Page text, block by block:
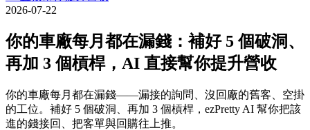
2026-07-22
你的車廠每月都在漏錢：補好 5 個破洞、
再加 3 個槓桿，AI 直接幫你提升營收
你的車廠每月都在漏錢——漏接的詢問、沒回廠的舊客、空掛
的工位。補好 5 個破洞、再加 3 個槓桿，ezPretty AI 幫你把該
進的錢接回、把客單與回購往上推。